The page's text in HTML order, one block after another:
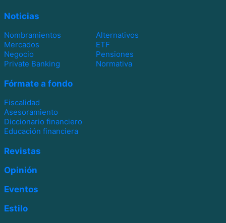
Noticias
Nombramientos
Alternativos
Mercados
ETF
Negocio
Pensiones
Private Banking
Normativa
Fórmate a fondo
Fiscalidad
Asesoramiento
Diccionario financiero
Educación financiera
Revistas
Opinión
Eventos
Estilo